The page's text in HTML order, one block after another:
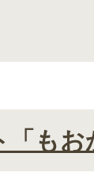
「もお